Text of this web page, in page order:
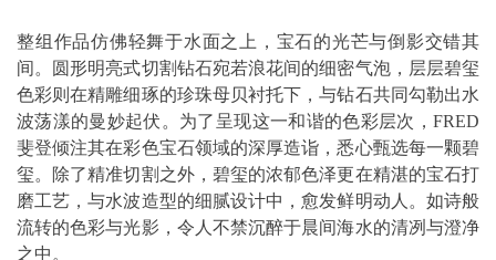
整组作品仿佛轻舞于水面之上，宝石的光芒与倒影交错其
间。圆形明亮式切割钻石宛若浪花间的细密气泡，层层碧玺
色彩则在精雕细琢的珍珠母贝衬托下，与钻石共同勾勒出水
波荡漾的曼妙起伏。为了呈现这一和谐的色彩层次，FRED
斐登倾注其在彩色宝石领域的深厚造诣，悉心甄选每一颗碧
玺。除了精准切割之外，碧玺的浓郁色泽更在精湛的宝石打
磨工艺，与水波造型的细腻设计中，愈发鲜明动人。如诗般
流转的色彩与光影，令人不禁沉醉于晨间海水的清冽与澄净
之中。